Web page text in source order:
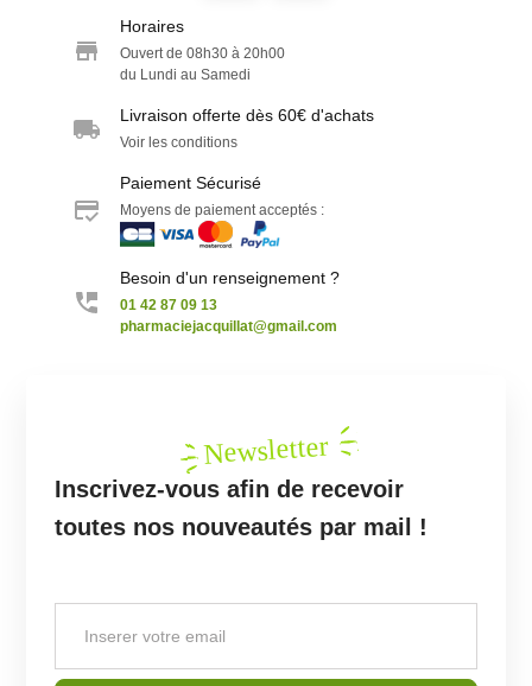
Horaires
Ouvert de 08h30 à 20h00
du Lundi au Samedi
Livraison offerte dès 60€ d'achats
Voir les conditions
Paiement Sécurisé
Moyens de paiement acceptés :
Besoin d'un renseignement ?
01 42 87 09 13
pharmaciejacquillat@gmail.com
Newsletter
Inscrivez-vous afin de recevoir
toutes nos nouveautés par mail !